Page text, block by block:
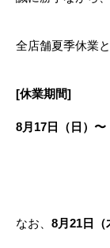
全店舗夏季休業
[休業期間]
8月17日（日）〜
なお、 8月21日（